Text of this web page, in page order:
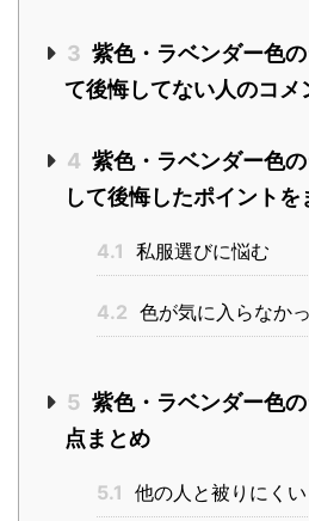
3 紫色・ラベンダー色
て後悔してない人のコメ
4 紫色・ラベンダー色
して後悔したポイントを
4.1 私服選びに悩む
4.2 色が気に入らなか
5 紫色・ラベンダー色
点まとめ
5.1 他の人と被りにくい